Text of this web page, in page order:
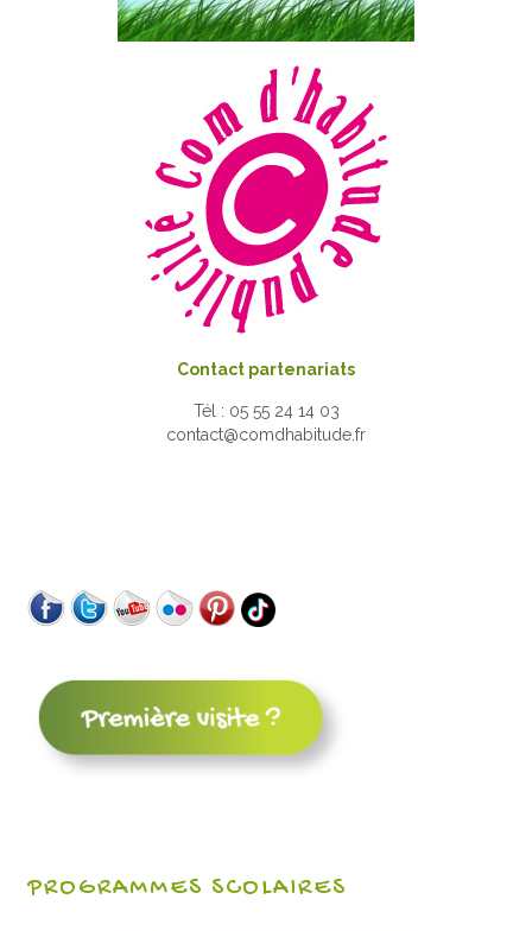
Contact partenariats
Tél : 05 55 24 14 03
contact@comdhabitude.fr
PROGRAMMES SCOLAIRES